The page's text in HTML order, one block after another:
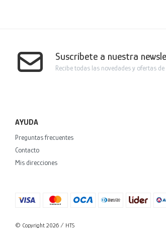
Suscríbete a nuestra
Recibe todas las novedades y ofertas
AYUDA
Preguntas frecuentes
Contacto
Mis direcciones
© Copyright 2026 / HTS